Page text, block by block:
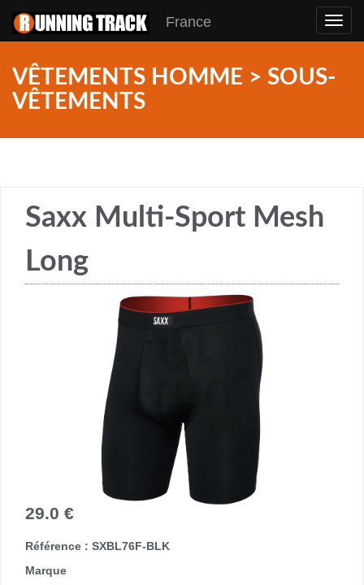
France
VÊTEMENTS HOMME > SOUS-
VÊTEMENTS
Saxx Multi-Sport Mesh
Long
29.0 €
Référence : SXBL76F-BLK
Marque